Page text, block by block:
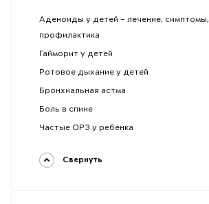
Аденоиды у детей – лечение, симптомы,
профилактика
Гайморит у детей
Ротовое дыхание у детей
Бронхиальная астма
Боль в спине
Частые ОРЗ у ребенка
Свернуть